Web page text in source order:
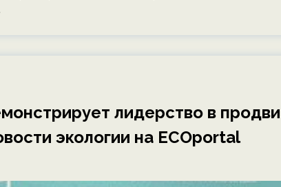
лидерство в
экологии на ECOportal